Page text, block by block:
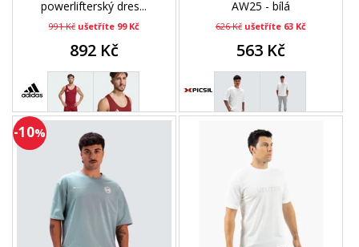
powerlifterský dres...
991 Kč ušetříte 99 Kč
892 Kč
AW25 - bílá
626 Kč ušetříte 63 Kč
563 Kč
-10%